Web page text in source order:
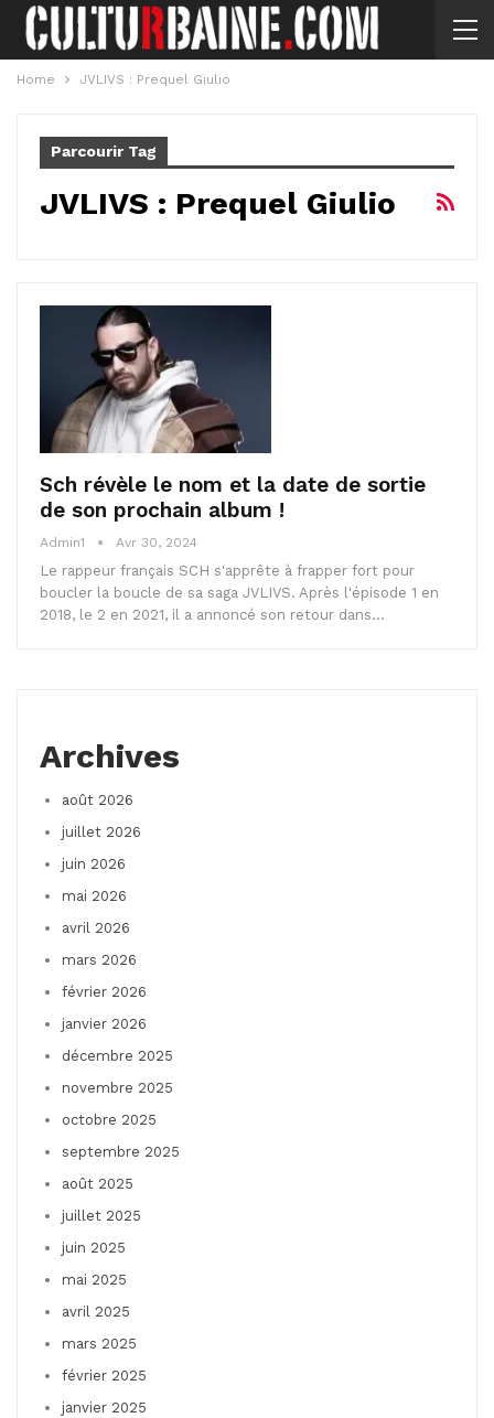
Home JVLIVS : Prequel Giulio
Parcourir Tag
JVLIVS : Prequel Giulio
Sch révèle le nom et la date de sortie
de son prochain album !
Admin1 Avr 30, 2024
Le rappeur français SCH s'apprête à frapper fort pour
boucler la boucle de sa saga JVLIVS. Après l'épisode 1 en
2018, le 2 en 2021, il a annoncé son retour dans…
Archives
août 2026
juillet 2026
juin 2026
mai 2026
avril 2026
mars 2026
février 2026
janvier 2026
décembre 2025
novembre 2025
octobre 2025
septembre 2025
août 2025
juillet 2025
juin 2025
mai 2025
avril 2025
mars 2025
février 2025
janvier 2025